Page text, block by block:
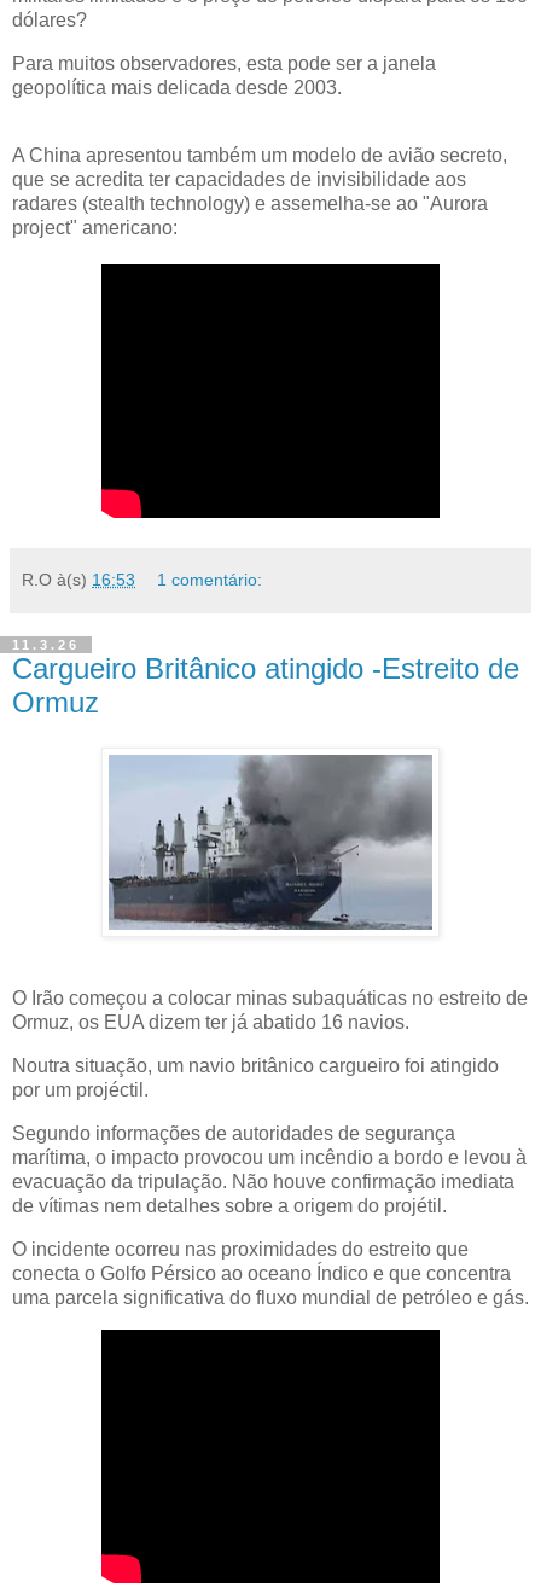
dólares?
Para muitos observadores, esta pode ser a janela
geopolítica mais delicada desde 2003.
A China apresentou também um modelo de avião secreto,
que se acredita ter capacidades de invisibilidade aos
radares (stealth technology) e assemelha-se ao "Aurora
project" americano:
R.O à(s) 16:53 1 comentário:
11.3.26
Cargueiro Britânico atingido -Estreito de
Ormuz
O Irão começou a colocar minas subaquáticas no estreito de
Ormuz, os EUA dizem ter já abatido 16 navios.
Noutra situação, um navio britânico cargueiro foi atingido
por um projéctil.
Segundo informações de autoridades de segurança
marítima, o impacto provocou um incêndio a bordo e levou à
evacuação da tripulação. Não houve confirmação imediata
de vítimas nem detalhes sobre a origem do projétil.
O incidente ocorreu nas proximidades do estreito que
conecta o Golfo Pérsico ao oceano Índico e que concentra
uma parcela significativa do fluxo mundial de petróleo e gás.